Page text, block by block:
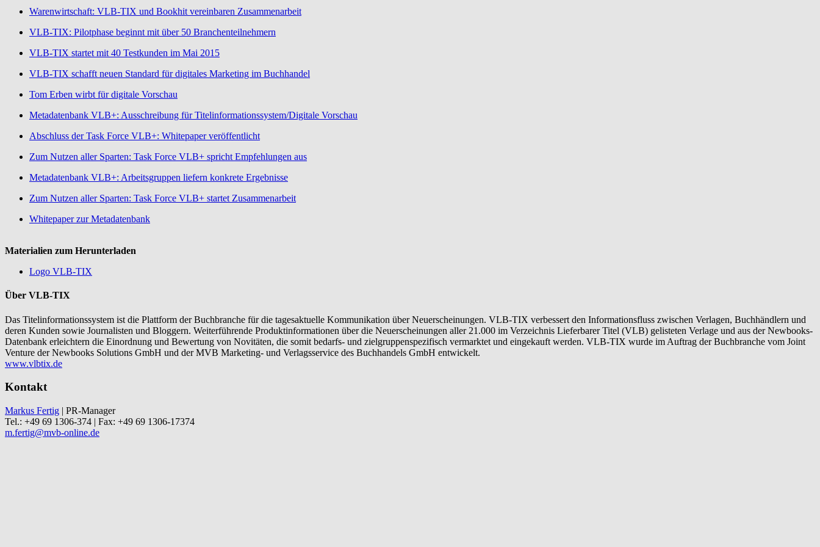
Warenwirtschaft: VLB-TIX und Bookhit vereinbaren Zusammenarbeit
VLB-TIX: Pilotphase beginnt mit über 50 Branchenteilnehmern
VLB-TIX startet mit 40 Testkunden im Mai 2015
VLB-TIX schafft neuen Standard für digitales Marketing im Buchhandel
Tom Erben wirbt für digitale Vorschau
Metadatenbank VLB+: Ausschreibung für Titelinformationssystem/Digitale Vorschau
Abschluss der Task Force VLB+: Whitepaper veröffentlicht
Zum Nutzen aller Sparten: Task Force VLB+ spricht Empfehlungen aus
Metadatenbank VLB+: Arbeitsgruppen liefern konkrete Ergebnisse
Zum Nutzen aller Sparten: Task Force VLB+ startet Zusammenarbeit
Whitepaper zur Metadatenbank
Materialien zum Herunterladen
Logo VLB-TIX
Über VLB-TIX
Das Titelinformationssystem ist die Plattform der Buchbranche für die tagesaktuelle Kommunikation über Neuerscheinungen. VLB-TIX verbessert den Informationsfluss zwischen Verlagen, Buchhändlern und
deren Kunden sowie Journalisten und Bloggern. Weiterführende Produktinformationen über die Neuerscheinungen aller 21.000 im Verzeichnis Lieferbarer Titel (VLB) gelisteten Verlage und aus der Newbooks-
Datenbank erleichtern die Einordnung und Bewertung von Novitäten, die somit bedarfs- und zielgruppenspezifisch vermarktet und eingekauft werden. VLB-TIX wurde im Auftrag der Buchbranche vom Joint
Venture der Newbooks Solutions GmbH und der MVB Marketing- und Verlagsservice des Buchhandels GmbH entwickelt.
www.vlbtix.de
Kontakt
Markus Fertig | PR-Manager
Tel.: +49 69 1306-374 | Fax: +49 69 1306-17374
m.fertig@mvb-online.de